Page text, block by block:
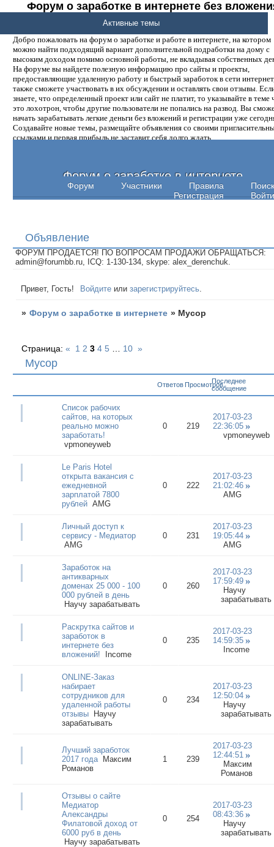
Форум о заработке в интернете без
денег.
Добро пожаловать на форум о заработке и работе в интернете, на котором
можно найти подходящий вариант дополнительной подработки на дому с
высоким доходом помимо основной работы, не вкладывая собственных
На форуме вы найдете полезную информацию про сайты и проекты,
предоставляющие удаленную работу и быстрый заработок в сети
также сможете участвовать в их обсуждении и оставлять свои отзывы.
знаете, что определенный проект или сайт не платит, то указывайте в теме
это лохотрон, чтобы другие пользователи не попались на развод. Вы
начать зарабатывать легкие деньги без вложений и регистрации уже
Создавайте новые темы, размещайте объявления со своими
ссылками и первая прибыль не заставит себя долго ждать.
Форум о заработке в интернете
Форум Участники Правила
Поиск
Регистрация
Войти
Активные темы
Объявление
ФОРУМ ПРОДАЕТСЯ! ПО ВОПРОСАМ ПРОДАЖИ ОБРАЩАТЬСЯ:
admin@forumbb.ru, ICQ: 1-130-134, skype: alex_derenchuk.
Привет, Гость! Войдите илизарегистрируйтесь
» Форум о заработке в интернете » Мусор
Мусор
Страница:« 1 2 3 4 5 10 »
Ответов ПросмотровПоследнее
сообщение
Список рабочих
сайтов, на которых
реально можно
заработать!
vpmoneyweb
0 219
2017-03-23
22:36:05
vpmoneyweb
Le Paris Hotel
открыта вакансия с
ежедневной
зарплатой 7800
рублей AMG
0 222
2017-03-23
21:02:46
AMG
Личный доступ к
сервису - Медиатор
AMG
0 231
2017-03-23
19:05:44
AMG
Заработок на
антикварных
доменах 25 000 - 100
000 рублей в день
Научу зарабатывать
0 260
2017-03-23
17:59:49
Научу
зарабатывать
Раскрутка сайтов и
заработок в
интернете без
вложений!
Income
0 235
2017-03-23
14:59:35
Income
ONLINE-Заказ
набирает
сотрудников для
удаленной работы
отзывы
Научу
зарабатывать
0 234
2017-03-23
12:50:04
Научу
зарабатывать
Лучший заработок
2017 года
Максим
Романов
1 239
2017-03-23
12:44:51
Максим
Романов
Отзывы о сайте
Медиатор
Александры
Филатовой доход от
6000 руб в день
Научу зарабатывать
0 254
2017-03-23
08:43:36
Научу
зарабатывать